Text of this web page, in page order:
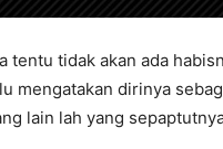
tentu tidak akan ada
mengatakan dirinya
lain lah yang